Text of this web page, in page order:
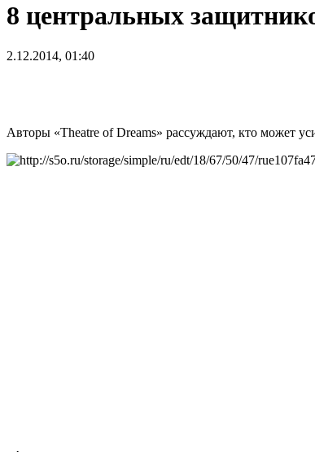
8 центральных
2.12.2014, 01:40
Авторы «Theatre of Dreams» рассуждают, кто может